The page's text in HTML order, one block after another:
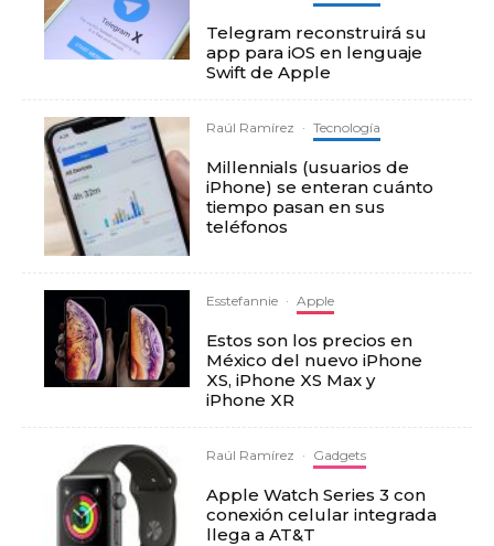
Telegram reconstruirá su
app para iOS en lenguaje
Swift de Apple
Raúl Ramírez · Tecnología
Millennials (usuarios de
iPhone) se enteran cuánto
tiempo pasan en sus
teléfonos
Esstefannie · Apple
Estos son los precios en
México del nuevo iPhone
XS, iPhone XS Max y
iPhone XR
Raúl Ramírez · Gadgets
Apple Watch Series 3 con
conexión celular integrada
llega a AT&T